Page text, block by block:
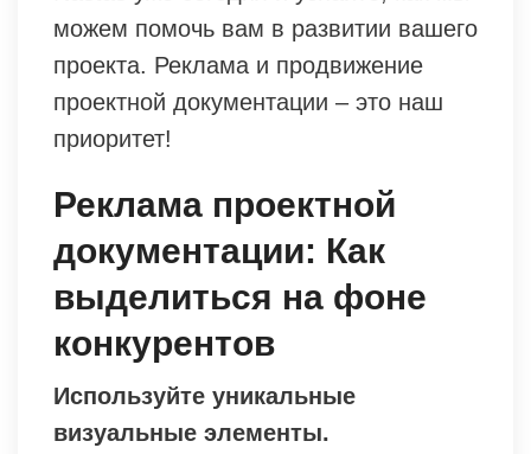
можем помочь вам в развитии вашего
проекта. Реклама и продвижение
проектной документации – это наш
приоритет!
Реклама проектной
документации: Как
выделиться на фоне
конкурентов
Используйте уникальные
визуальные элементы.